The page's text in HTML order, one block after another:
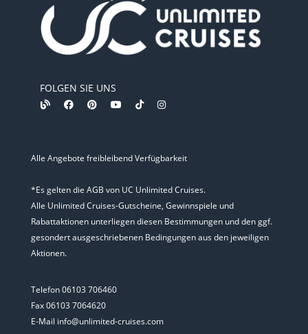
FOLGEN SIE UNS
Alle Angebote freibleibend Verfügbarkeit
*Es gelten die AGB von UC Unlimited Cruises.
Alle Unlimited Cruises-Gutscheine, Gewinnspiele und
Rabattaktionen unterliegen diesen Bestimmungen und den ggf.
gesondert ausgeschriebenen Bedingungen aus den jeweiligen
Aktionen.
Telefon 06103 706460
Fax 06103 7064620
E-Mail info@unlimited-cruises.com